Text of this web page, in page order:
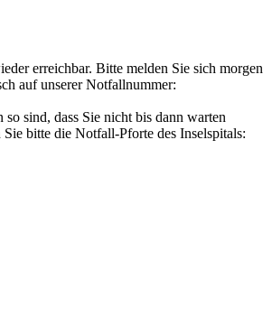
erreichbar. Bitte melden Sie sich morgen
auf unserer Notfallnummer:
so sind, dass Sie nicht bis dann warten
bitte die Notfall-Pforte des Inselspitals: